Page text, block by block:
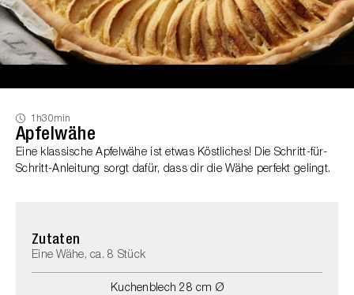
1h30min
Apfelwähe
Eine klassische Apfelwähe ist etwas Köstliches! Die Schritt-für-
Schritt-Anleitung sorgt dafür, dass dir die Wähe perfekt gelingt.
Zutaten
Eine Wähe, ca. 8 Stück
Kuchenblech 28 cm Ø